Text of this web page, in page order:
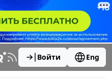
Войти Eng